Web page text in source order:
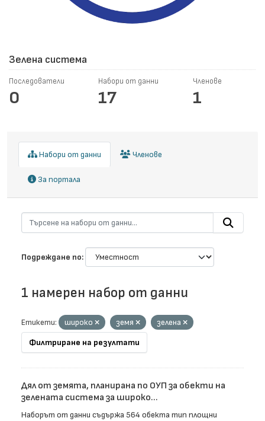
Зелена система
Последователи
0
Набори от данни
17
Членове
1
Набори от данни Членове
За портала
Подреждане по
1 намерен набор от данни
Етикети: широко земя
зелена
Филтриране на резултати
Дял от земята, планирана по ОУП за обекти на
зелената система за широко...
Наборът от данни съдържа 564 обекта тип площни